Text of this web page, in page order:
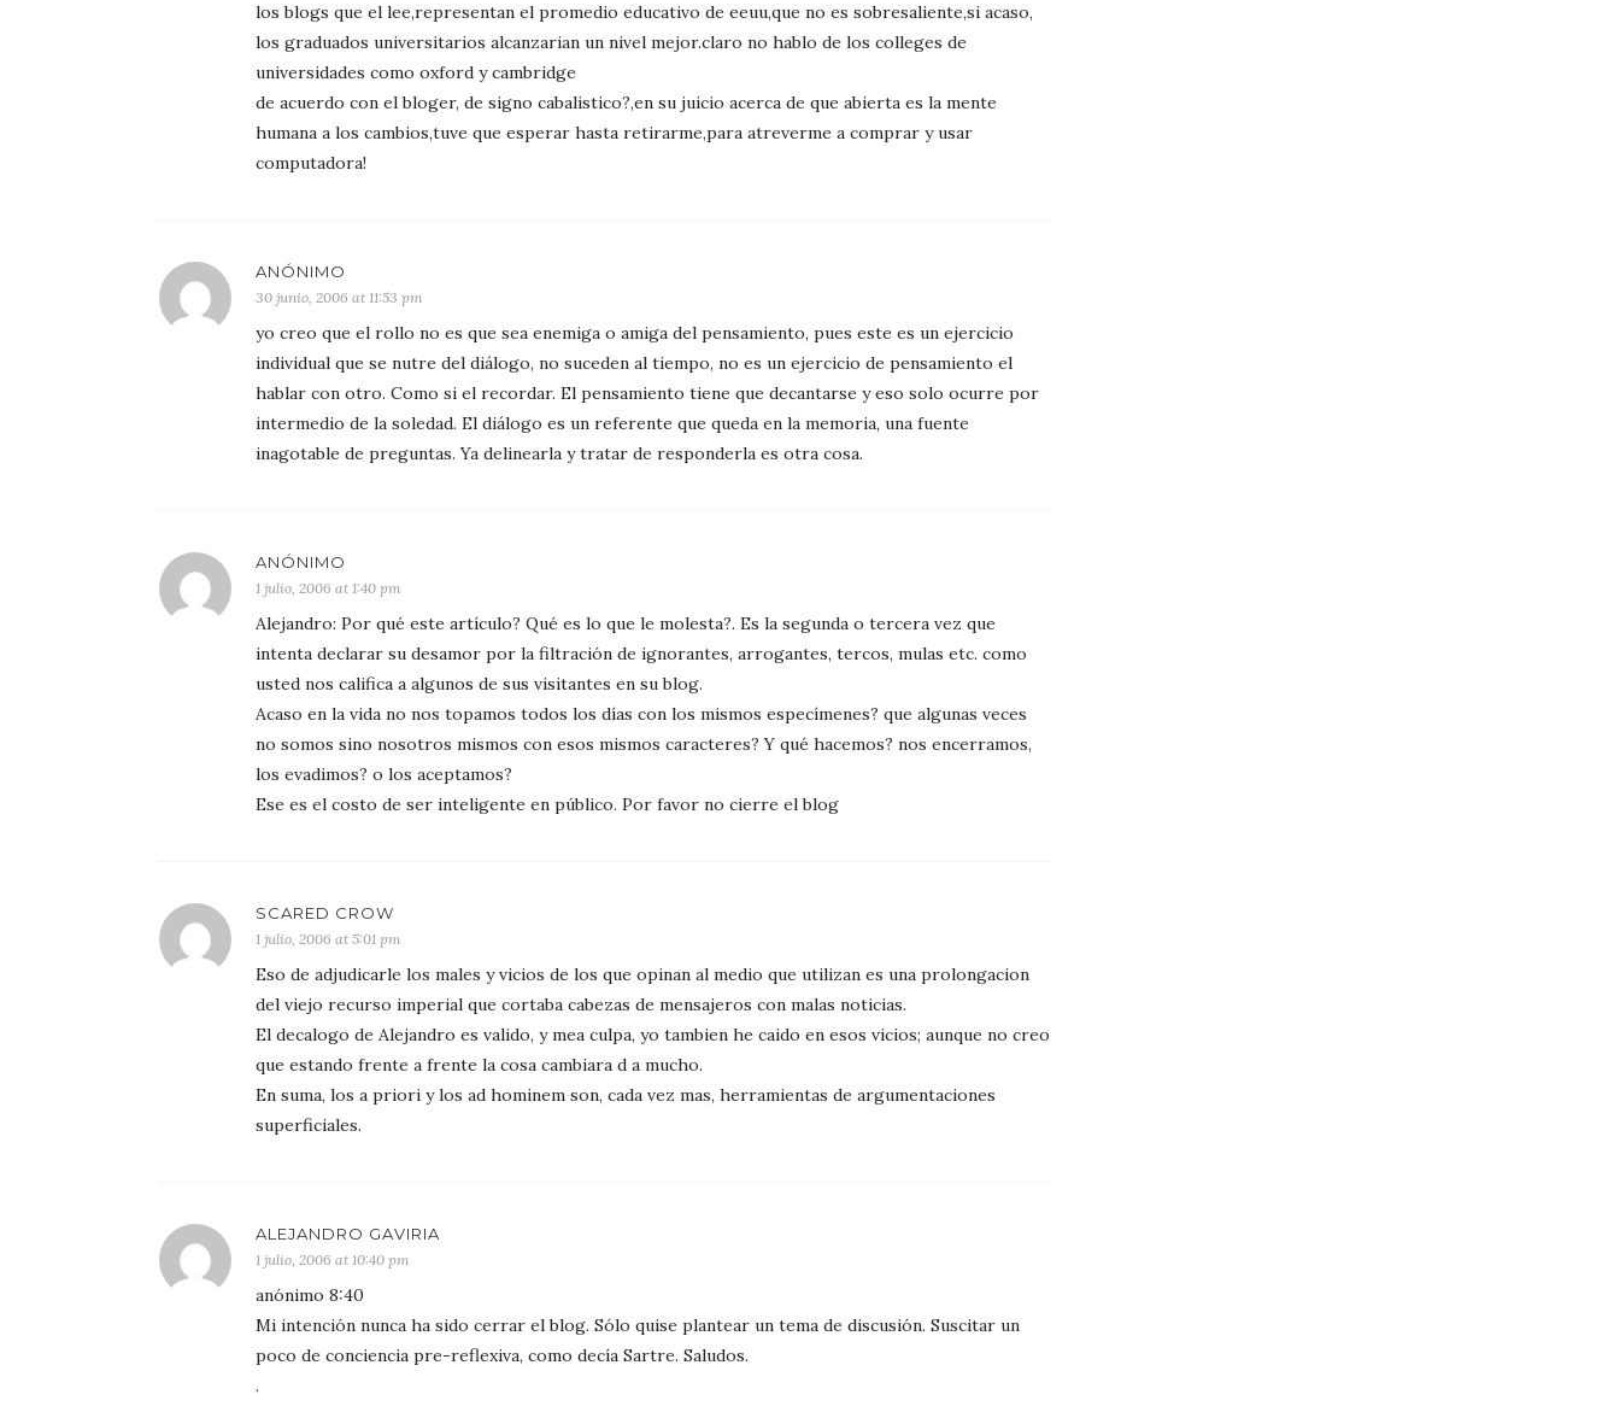
los blogs que el lee,representan el promedio educativo de eeuu,que no es sobresaliente,si acaso,
los graduados universitarios alcanzarian un nivel mejor.claro no hablo de los colleges de
universidades como oxford y cambridge
de acuerdo con el bloger, de signo cabalistico?,en su juicio acerca de que abierta es la mente
humana a los cambios,tuve que esperar hasta retirarme,para atreverme a comprar y usar
computadora!
ANÓNIMO
30 junio, 2006 at 11:53 pm
yo creo que el rollo no es que sea enemiga o amiga del pensamiento, pues este es un ejercicio
individual que se nutre del diálogo, no suceden al tiempo, no es un ejercicio de pensamiento el
hablar con otro. Como si el recordar. El pensamiento tiene que decantarse y eso solo ocurre por
intermedio de la soledad. El diálogo es un referente que queda en la memoria, una fuente
inagotable de preguntas. Ya delinearla y tratar de responderla es otra cosa.
ANÓNIMO
1 julio, 2006 at 1:40 pm
Alejandro: Por qué este artículo? Qué es lo que le molesta?. Es la segunda o tercera vez que
intenta declarar su desamor por la filtración de ignorantes, arrogantes, tercos, mulas etc. como
usted nos califica a algunos de sus visitantes en su blog.
Acaso en la vida no nos topamos todos los días con los mismos especímenes? que algunas veces
no somos sino nosotros mismos con esos mismos caracteres? Y qué hacemos? nos encerramos,
los evadimos? o los aceptamos?
Ese es el costo de ser inteligente en público. Por favor no cierre el blog
SCARED CROW
1 julio, 2006 at 5:01 pm
Eso de adjudicarle los males y vicios de los que opinan al medio que utilizan es una prolongacion
del viejo recurso imperial que cortaba cabezas de mensajeros con malas noticias.
El decalogo de Alejandro es valido, y mea culpa, yo tambien he caido en esos vicios; aunque no creo
que estando frente a frente la cosa cambiara d a mucho.
En suma, los a priori y los ad hominem son, cada vez mas, herramientas de argumentaciones
superficiales.
ALEJANDRO GAVIRIA
1 julio, 2006 at 10:40 pm
anónimo 8:40
Mi intención nunca ha sido cerrar el blog. Sólo quise plantear un tema de discusión. Suscitar un
poco de conciencia pre-reflexiva, como decía Sartre. Saludos.
.